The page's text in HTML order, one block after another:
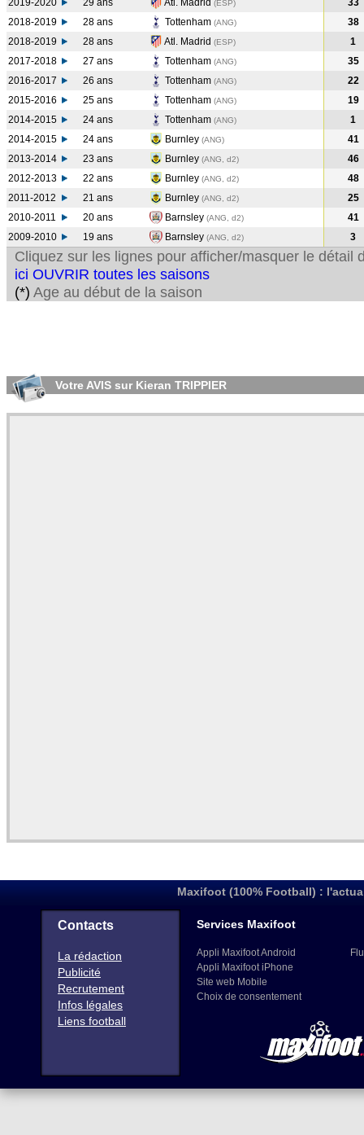
2019-2020 29 ans Atl. Madrid (ESP)
33
2018-2019
28 ans Tottenham (ANG)
38
2018-2019
28 ans Atl. Madrid (ESP)
1
2017-2018
27 ans Tottenham (ANG)
35
2016-2017
26 ans Tottenham (ANG)
22
2015-2016
25 ans Tottenham (ANG)
19
2014-2015
24 ans Tottenham (ANG)
1
2014-2015
24 ans Burnley (ANG)
41
2013-2014
23 ans Burnley (ANG, d2)
46
2012-2013
22 ans Burnley (ANG, d2)
48
2011-2012
21 ans Burnley (ANG, d2)
25
2010-2011
20 ans Barnsley (ANG, d2)
41
2009-2010
19 ans Barnsley (ANG, d2) 3
Cliquez sur les lignes pour afficher/masquer le détail
ici OUVRIR toutes les saisons
(*) Age au début de la saison
Votre AVIS sur Kieran TRIPPIER
Maxifoot (100% Football) :
Contacts
La rédaction
Publicité
Recrutement
Infos légales
Liens football
Services Maxifoot
Appli Maxifoot Android
Appli Maxifoot iPhone
Site web Mobile
Choix de consentement